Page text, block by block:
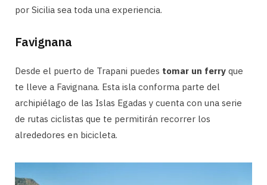
por Sicilia sea toda una experiencia.
Favignana
Desde el puerto de Trapani puedes tomar un ferry que
te lleve a Favignana. Esta isla conforma parte del
archipiélago de las Islas Egadas y cuenta con una serie
de rutas ciclistas que te permitirán recorrer los
alrededores en bicicleta.